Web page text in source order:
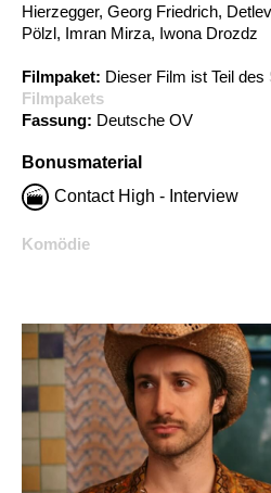
Hierzegger, Georg Friedrich,
Pölzl, Imran Mirza, Iwona Drozdz
Filmpaket: Dieser Film ist Teil des
Filmpakets
Fassung: Deutsche OV
Bonusmaterial
Contact High - Interview
Komödie